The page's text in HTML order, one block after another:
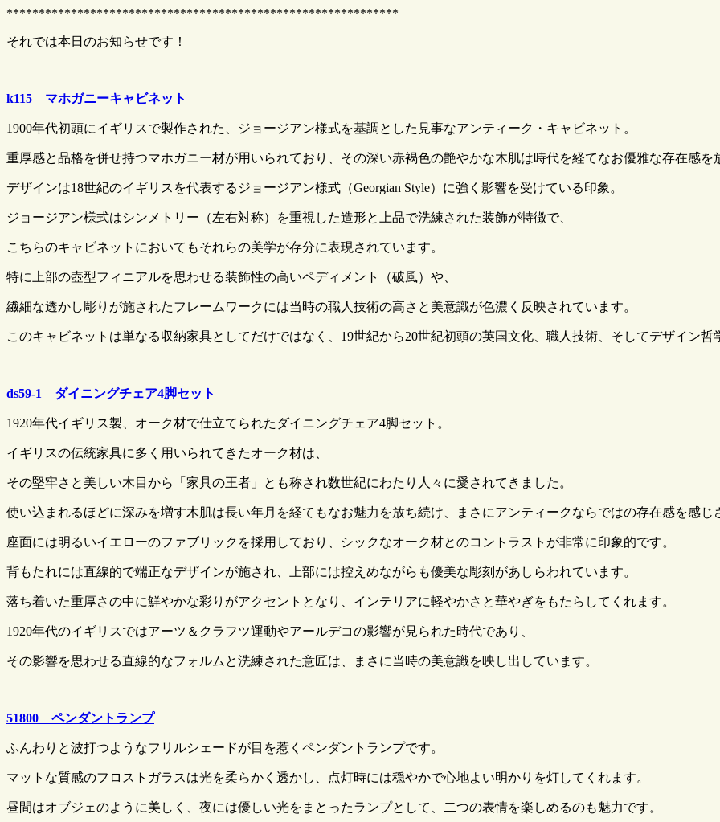
*************************************************************
それでは本日のお知らせです！
k115 マホガニーキャビネット
1900年代初頭にイギリスで製作された、ジョージアン様式を基調とした見事なアンティーク・キャビネット。
重厚感と品格を併せ持つマホガニー材が用いられており、その深い赤褐色の艶やかな木肌は時代を経てなお優雅な存在感を
デザインは18世紀のイギリスを代表するジョージアン様式（Georgian Style）に強く影響を受けている印象。
ジョージアン様式はシンメトリー（左右対称）を重視した造形と上品で洗練された装飾が特徴で、
こちらのキャビネットにおいてもそれらの美学が存分に表現されています。
特に上部の壺型フィニアルを思わせる装飾性の高いペディメント（破風）や、
繊細な透かし彫りが施されたフレームワークには当時の職人技術の高さと美意識が色濃く反映されています。
このキャビネットは単なる収納家具としてだけではなく、19世紀から20世紀初頭の英国文化、職人技術、そしてデザイン哲
ds59-1 ダイニングチェア4脚セット
1920年代イギリス製、オーク材で仕立てられたダイニングチェア4脚セット。
イギリスの伝統家具に多く用いられてきたオーク材は、
その堅牢さと美しい木目から「家具の王者」とも称され数世紀にわたり人々に愛されてきました。
使い込まれるほどに深みを増す木肌は長い年月を経てもなお魅力を放ち続け、まさにアンティークならではの存在感を感じ
座面には明るいイエローのファブリックを採用しており、シックなオーク材とのコントラストが非常に印象的です。
背もたれには直線的で端正なデザインが施され、上部には控えめながらも優美な彫刻があしらわれています。
落ち着いた重厚さの中に鮮やかな彩りがアクセントとなり、インテリアに軽やかさと華やぎをもたらしてくれます。
1920年代のイギリスではアーツ＆クラフツ運動やアールデコの影響が見られた時代であり、
その影響を思わせる直線的なフォルムと洗練された意匠は、まさに当時の美意識を映し出しています。
51800 ペンダントランプ
ふんわりと波打つようなフリルシェードが目を惹くペンダントランプです。
マットな質感のフロストガラスは光を柔らかく透かし、点灯時には穏やかで心地よい明かりを灯してくれます。
昼間はオブジェのように美しく、夜には優しい光をまとったランプとして、二つの表情を楽しめるのも魅力です。